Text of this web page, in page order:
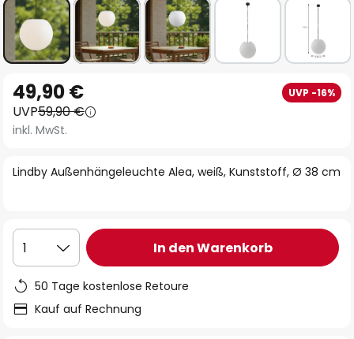
Anfang
der
Bildgalerie
Lindby Außenhängeleuchte Alea, weiß, Kunststoff, Ø 38 cm
49,90 € UVP -16%
UVP59,90 €
inkl. MwSt.
1 In den Warenkorb
50 Tage kostenlose Retoure
Kauf auf Rechnung